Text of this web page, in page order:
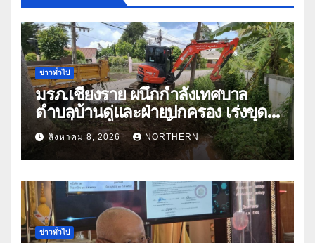
ข่าวทั่วไป
มรภ.เชียงราย ผนึกกำลังเทศบาล
ตำบลบ้านดู่และฝ่ายปกครอง เร่งขุด
ลอกสิ่งกีดขวางทางน้ำ ป้องกันและลด
ปัญหาน้ำท่วม
สิงหาคม 8, 2026 NORTHERN
ข่าวทั่วไป